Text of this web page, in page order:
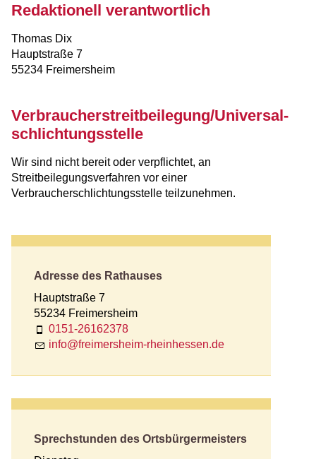
Redaktionell verantwortlich
Thomas Dix
Hauptstraße 7
55234 Freimersheim
Verbraucher­streit­beilegung/Universal­
schlichtungs­stelle
Wir sind nicht bereit oder verpflichtet, an
Streitbeilegungsverfahren vor einer
Verbraucherschlichtungsstelle teilzunehmen.
Adresse des Rathauses
Hauptstraße 7
55234 Freimersheim
0151-26162378
nf
fr m rsh m-rh nh ss n d
Sprechstunden des Ortsbürgermeisters